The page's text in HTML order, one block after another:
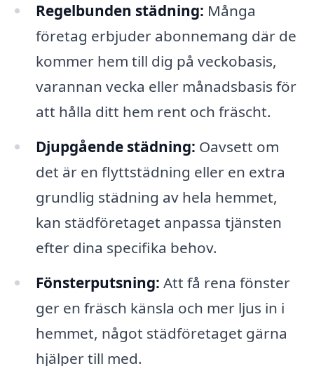
Regelbunden städning: Många
företag erbjuder abonnemang där de
kommer hem till dig på veckobasis,
varannan vecka eller månadsbasis för
att hålla ditt hem rent och fräscht.
Djupgående städning: Oavsett om
det är en flyttstädning eller en extra
grundlig städning av hela hemmet,
kan städföretaget anpassa tjänsten
efter dina specifika behov.
Fönsterputsning: Att få rena fönster
ger en fräsch känsla och mer ljus in i
hemmet, något städföretaget gärna
hjälper till med.